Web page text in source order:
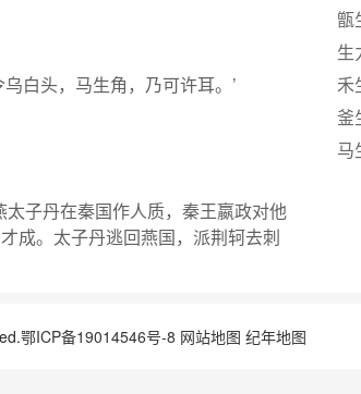
白头，马生角，乃可许耳。’
子丹在秦国作人质，秦王嬴政对他
成。太子丹逃回燕国，派荆轲去刺
甑
生
禾
釜
马
鄂ICP备19014546号-8 网站地图 纪年地图